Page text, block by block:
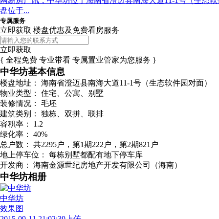
盘位于...
专属服务
立即获取 楼盘优惠及免费看房服务
立即获取
{ 全程免费 专业带看 专属置业管家为您服务 }
中华坊基本信息
楼盘地址：
海南省澄迈县南海大道11-1号（生态软件园对面）
物业类型：
住宅、公寓、别墅
装修情况：
毛坯
建筑类别：
独栋、双拼、联排
容积率：
1.2
绿化率：
40%
总户数：
共2295户，第1期222户，第2期821户
地上停车位：
每栋别墅都配有地下停车库
开发商：
海南金源世纪房地产开发有限公司（海南）
中华坊相册
中华坊
效果图